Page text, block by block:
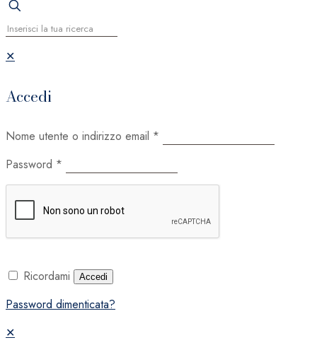
✕
Accedi
Nome utente o indirizzo email *
Password *
Ricordami Accedi
Password dimenticata?
✕